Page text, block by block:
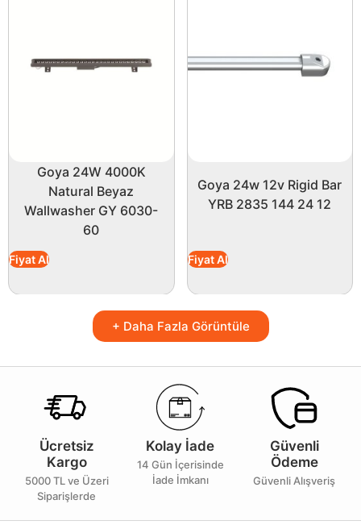
Goya 24W 4000K
Natural Beyaz
Wallwasher GY 6030-
60
Fiyat Al
Goya 24w 12v Rigid Bar
YRB 2835 144 24 12
Fiyat Al
+ Daha Fazla Görüntüle
Ücretsiz
Kargo
5000 TL ve Üzeri
Siparişlerde
Kolay İade
14 Gün İçerisinde
İade İmkanı
Güvenli
Ödeme
Güvenli Alışveriş